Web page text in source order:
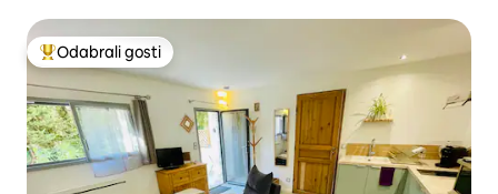
Među najviše rangiranima s oznakom „Odabrali gosti”
Odabrali gosti